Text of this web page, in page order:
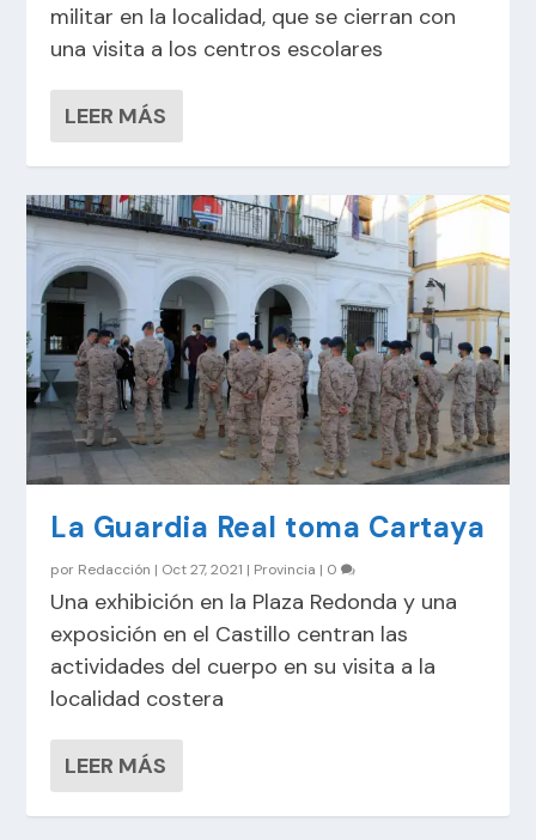
militar en la localidad, que se cierran con
una visita a los centros escolares
LEER MÁS
La Guardia Real toma Cartaya
por Redacción | Oct 27, 2021 | Provincia | 0
Una exhibición en la Plaza Redonda y una
exposición en el Castillo centran las
actividades del cuerpo en su visita a la
localidad costera
LEER MÁS